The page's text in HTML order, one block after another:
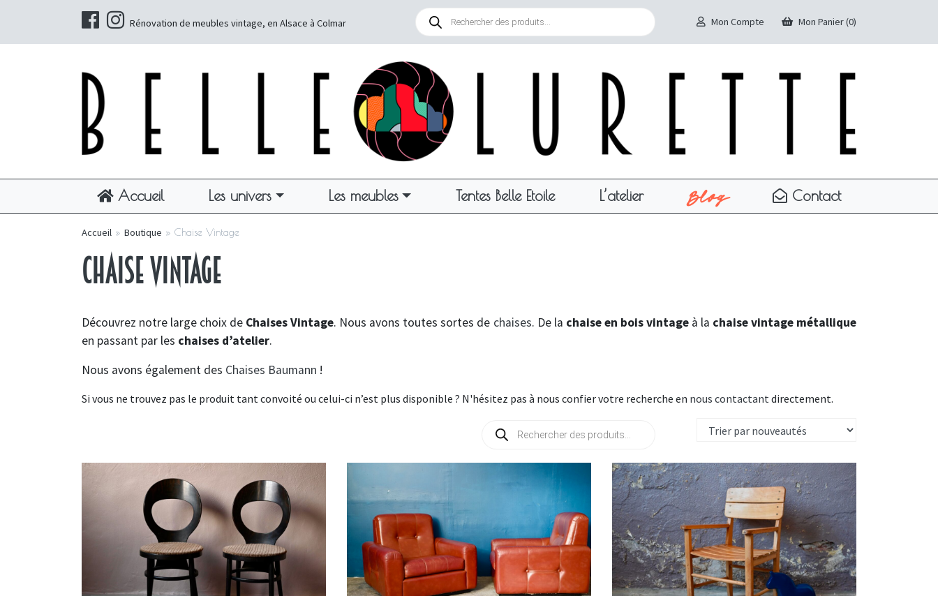
Rénovation de meubles vintage, en Alsace à Colmar
Recherche
produits
Mon Compte Mon Panier (0)
Accueil Les univers Les meubles Tentes Belle Etoile L’atelier Blog Contact
Accueil » Boutique » Chaise Vintage
Chaise Vintage
Découvrez notre large choix de Chaises Vintage. Nous avons toutes sortes de chaises. De la chaise en bois vintageà la chaise vintage métallique
en passant par les chaises d’atelier.
Nous avons également des Chaises Baumann !
Si vous ne trouvez pas le produit tant convoité ou celui-ci n’est plus disponible ? N'hésitez pas à nous confier votre recherche en nous contactant directement.
Recherche